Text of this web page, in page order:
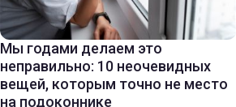
Мы годами делаем это
неправильно: 10 неочевидных
вещей, которым точно не место
на подоконнике